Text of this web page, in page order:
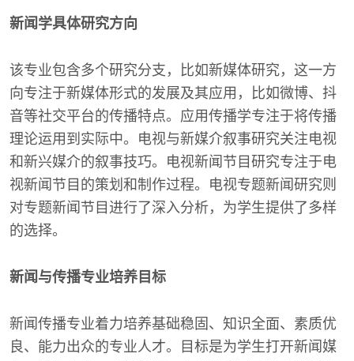
新闻学具体研究方向
该专业包含多个研究分支，比如新媒体研究，这一方
向专注于新媒体形式的发展及其应用，比如微博、抖
音等社交平台的传播特点。应用传播学专注于将传播
理论运用到实际中。电视与新媒介叙事研究关注电视
和新兴媒介的叙事技巧。电视新闻节目研究专注于电
视新闻节目的策划和制作过程。电视专题新闻研究则
对专题新闻节目进行了深入分析，为学生提供了多样
的选择。
新闻与传播专业培养目标
新闻传播专业着力培养基础稳固、知识全面、素质优
良、能力出众的专业人才。目标是为学生打开新闻媒